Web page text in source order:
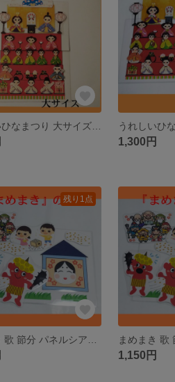
うれしいひなまつり 大サイズ 歌 パネルシアター ペープサート カードシアター
1,300円
残り1点
1,150円